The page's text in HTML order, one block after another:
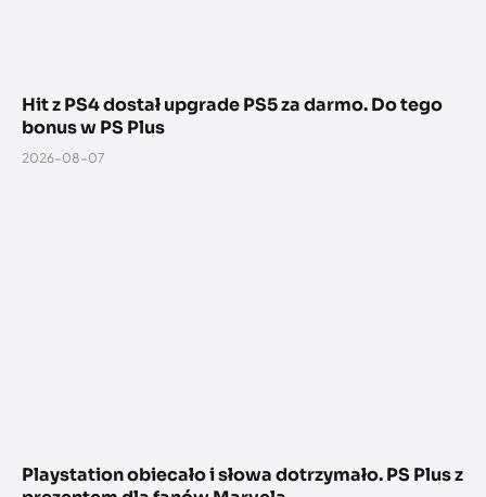
Hit z PS4 dostał upgrade PS5 za darmo. Do tego
bonus w PS Plus
2026-08-07
Playstation obiecało i słowa dotrzymało. PS Plus z